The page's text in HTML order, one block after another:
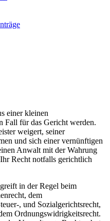
einer kleinen
Fall für das Gericht werden.
weigert, seiner
und sich einer vernünftigen
Anwalt mit der Wahrung
Recht notfalls gerichtlich
in der Regel beim
dem
, und Sozialgerichtsrecht,
Ordnungswidrigkeitsrecht.